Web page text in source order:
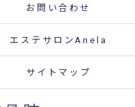
お問い合わせ
エステサロンAnela
サイトマップ